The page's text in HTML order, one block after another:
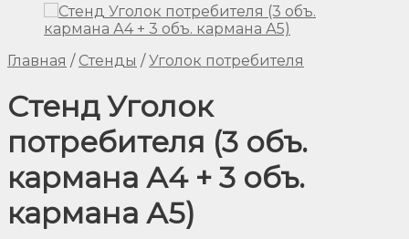
Главная / Стенды / Уголок потребителя
Стенд Уголок
потребителя (3 объ.
кармана А4 + 3 объ.
кармана А5)